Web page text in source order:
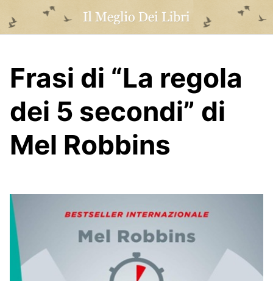
content
Frasi di “La regola
dei 5 secondi” di
Mel Robbins